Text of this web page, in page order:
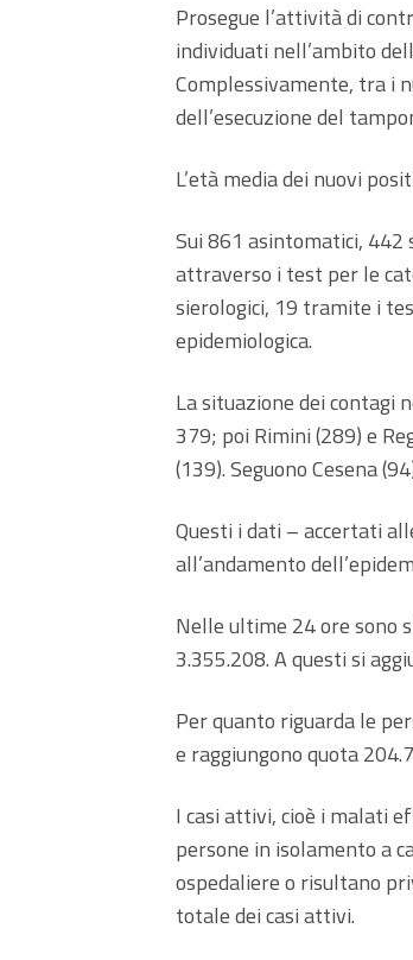
Prosegue l’attività di
individuati nell’ambito
Complessivamente, tra i
dell’esecuzione del
L’età media dei nuovi
Sui 861 asintomatici,
attraverso i test per le
sierologici, 19 tramite i
epidemiologica.
La situazione dei contagi
379; poi Rimini (289) e
(139). Seguono Cesena
Questi i dati – accertati
all’andamento
Nelle ultime 24 ore sono
3.355.208. A questi si
Per quanto riguarda le
e raggiungono quota
I casi attivi, cioè i malati
persone in isolamento a
ospedaliere o risultano
totale dei casi attivi.